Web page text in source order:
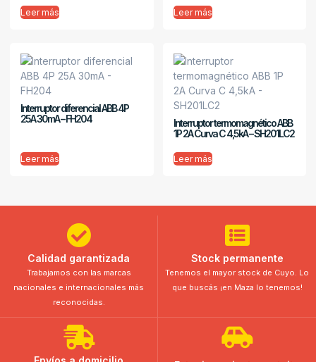
Leer más Leer más
Interruptor diferencial ABB 4P
25A 30mA – FH204
Leer más
Interruptor termomagnético ABB
1P 2A Curva C 4,5kA – SH201LC2
Leer más
Calidad garantizada
Trabajamos con las marcas
nacionales e internacionales más
reconocidas.
Stock permanente
Tenemos el mayor stock de Cuyo. Lo
que buscás ¡en Maza lo tenemos!